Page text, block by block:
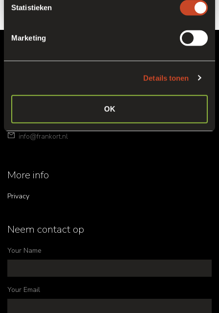
Statistieken
Marketing
Details tonen
OK
+31 (0)77 389 72 72
info@frankort.nl
More info
Privacy
Neem contact op
Your Name
Your Email